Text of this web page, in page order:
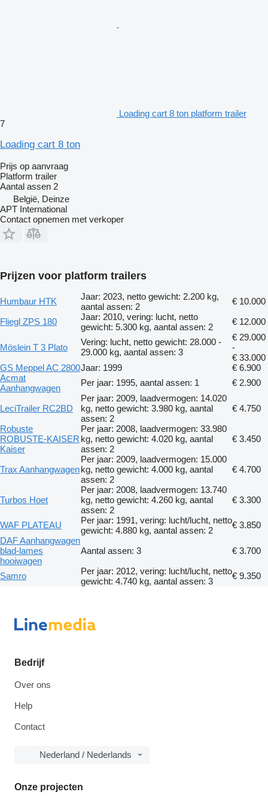
Loading cart 8 ton platform trailer
7
Loading cart 8 ton
Prijs op aanvraag
Platform trailer
Aantal assen 2
België, Deinze
APT International
Contact opnemen met verkoper
Prijzen voor platform trailers
Humbaur HTK
Jaar: 2023, netto gewicht: 2.200 kg,
aantal assen: 2
€ 10.000
Fliegl ZPS 180
Jaar: 2010, vering: lucht, netto
gewicht: 5.300 kg, aantal assen: 2
€ 12.000
Möslein T 3 Plato
Vering: lucht, netto gewicht: 28.000 -
29.000 kg, aantal assen: 3
€ 29.000
-
€ 33.000
GS Meppel AC 2800Jaar: 1999
€ 6.900
Acmat
Aanhangwagen
Per jaar: 1995, aantal assen: 1 € 2.900
LeciTrailer RC2BD
Per jaar: 2009, laadvermogen: 14.020
kg, netto gewicht: 3.980 kg, aantal
assen: 2
€ 4.750
Robuste
ROBUSTE-KAISER
Kaiser
Per jaar: 2008, laadvermogen: 33.980
kg, netto gewicht: 4.020 kg, aantal
assen: 2
€ 3.450
Trax Aanhangwagen
Per jaar: 2009, laadvermogen: 15.000
kg, netto gewicht: 4.000 kg, aantal
assen: 2
€ 4.700
Turbos Hoet
Per jaar: 2008, laadvermogen: 13.740
kg, netto gewicht: 4.260 kg, aantal
assen: 2
€ 3.300
WAF PLATEAU
Per jaar: 1991, vering: lucht/lucht, netto
gewicht: 4.880 kg, aantal assen: 2
€ 3.850
DAF Aanhangwagen
blad-lames
hooiwagen
Aantal assen: 3 € 3.700
Samro
Per jaar: 2012, vering: lucht/lucht, netto
gewicht: 4.740 kg, aantal assen: 3
€ 9.350
Bedrijf
Over ons
Help
Contact
Nederland / Nederlands
Onze projecten